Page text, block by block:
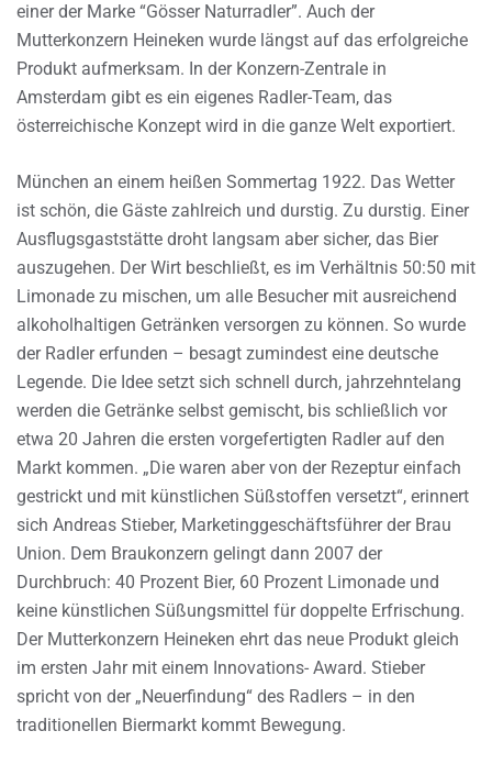
einer der Marke “Gösser Naturradler”. Auch der
Mutterkonzern Heineken wurde längst auf das erfolgreiche
Produkt aufmerksam. In der Konzern-Zentrale in
Amsterdam gibt es ein eigenes Radler-Team, das
österreichische Konzept wird in die ganze Welt exportiert.
München an einem heißen Sommertag 1922. Das Wetter
ist schön, die Gäste zahlreich und durstig. Zu durstig. Einer
Ausflugsgaststätte droht langsam aber sicher, das Bier
auszugehen. Der Wirt beschließt, es im Verhältnis 50:50 mit
Limonade zu mischen, um alle Besucher mit ausreichend
alkoholhaltigen Getränken versorgen zu können. So wurde
der Radler erfunden – besagt zumindest eine deutsche
Legende. Die Idee setzt sich schnell durch, jahrzehntelang
werden die Getränke selbst gemischt, bis schließlich vor
etwa 20 Jahren die ersten vorgefertigten Radler auf den
Markt kommen. „Die waren aber von der Rezeptur einfach
gestrickt und mit künstlichen Süßstoffen versetzt“, erinnert
sich Andreas Stieber, Marketinggeschäftsführer der Brau
Union. Dem Braukonzern gelingt dann 2007 der
Durchbruch: 40 Prozent Bier, 60 Prozent Limonade und
keine künstlichen Süßungsmittel für doppelte Erfrischung.
Der Mutterkonzern Heineken ehrt das neue Produkt gleich
im ersten Jahr mit einem Innovations- Award. Stieber
spricht von der „Neuerfindung“ des Radlers – in den
traditionellen Biermarkt kommt Bewegung.